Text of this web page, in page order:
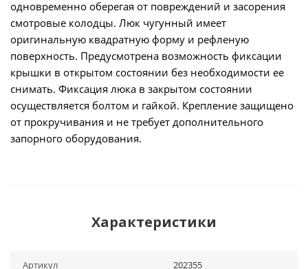
одновременно оберегая от повреждений и засорения
смотровые колодцы. Люк чугунный имеет
оригинальную квадратную форму и рефленую
поверхность. Предусмотрена возможность фиксации
крышки в открытом состоянии без необходимости ее
снимать. Фиксация люка в закрытом состоянии
осуществляется болтом и гайкой. Крепление защищено
от прокручивания и не требует дополнительного
запорного оборудования.
Характеристики
Артикул 202355